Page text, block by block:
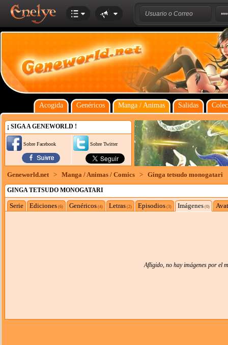
Acogida Genéricos Manga / Animas Salidas
¡ SIGA A GENEWORLD !
Sobre Facebook Sobre Twitter
Geneworld.net > Manga / Animas / Comics > Ginga tetsudo monogatari
GINGA TETSUDO MONOGATARI
Serie Ediciones (6) Genéricos (4) Letras (2) Episodios (3) Imágenes (0)
Afligido, no hay imágenes por el